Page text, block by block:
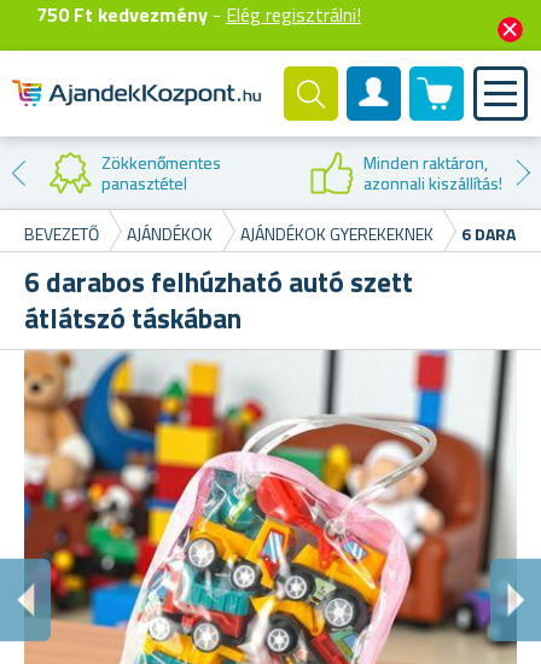
750 Ft kedvezmény - Elég regisztrálni!
Felhasználók fiók
0 termék
Kedvezmény az
első vásárláskor
BEVEZETŐ AJÁNDÉKOK AJÁNDÉKOK GYEREKEKNEK 6
6 darabos felhúzható autó szett
átlátszó táskában